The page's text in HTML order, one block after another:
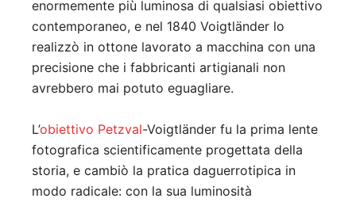
enormemente più luminosa di qualsiasi obiettivo
contemporaneo, e nel 1840 Voigtländer lo
realizzò in ottone lavorato a macchina con una
precisione che i fabbricanti artigianali non
avrebbero mai potuto eguagliare.
L’obiettivo Petzval-Voigtländer fu la prima lente
fotografica scientificamente progettata della
storia, e cambiò la pratica daguerrotipica in
modo radicale: con la sua luminosità